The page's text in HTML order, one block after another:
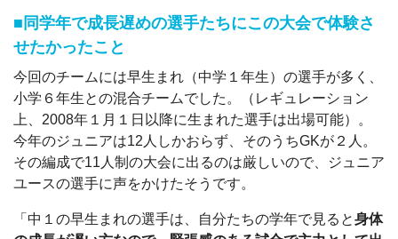
■同学年で成長遅めの選手たちにこの大会で体験さ
せたかったこと
今回のチームには早生まれ（中学１年生）の選手が多く、
小学６年生との混合チームでした。（レギュレーション
上、2008年１月１日以降に生まれた選手は出場可能）。
今年のジュニアは12人しかおらず、そのうちGKが２人。
その編成で11人制の大会に出るのは厳しいので、ジュニア
ユースの選手に声をかけたそうです。
「中１の早生まれの選手は、自分たちの学年で見ると身体